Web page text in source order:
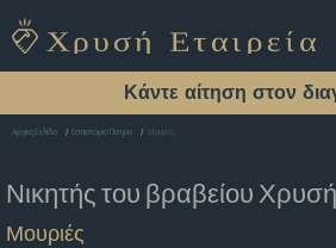
Κάντε αίτηση στον
Αρχική Σελίδα Εστιατόριο Πατρα Μουριές
Νικητής του βραβείου Χρυσή
Μουριές